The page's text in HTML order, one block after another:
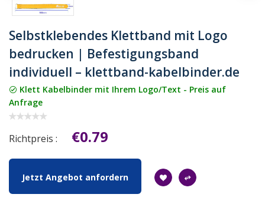
Selbstklebendes Klettband mit Logo
bedrucken | Befestigungsband
individuell – klettband-kabelbinder.de
Klett Kabelbinder mit Ihrem Logo/Text - Preis auf
Anfrage
Richtpreis : €0.79
Jetzt Angebot anfordern